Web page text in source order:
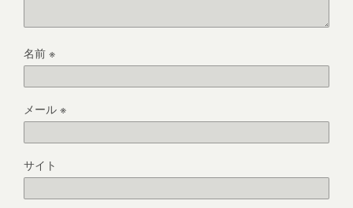
名前※
メール※
サイト